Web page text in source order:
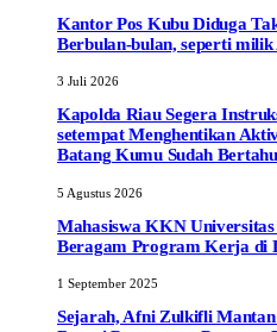
Kantor Pos Kubu Diduga
Berbulan-bulan, seperti milik
3 Juli 2026
Kapolda Riau Segera
setempat Menghentikan
Batang Kumu Sudah
5 Agustus 2026
Mahasiswa KKN
Beragam Program Kerja di
1 September 2025
Sejarah, Afni Zulkifli